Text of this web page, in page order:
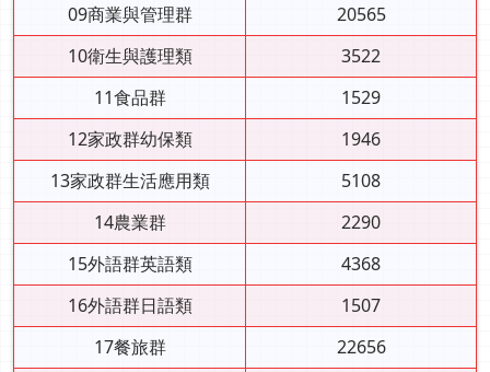
09商業與管理群
20565
10衛生與護理類
3522
11食品群
1529
12家政群幼保類
1946
13家政群生活應用類
5108
14農業群
2290
15外語群英語類
4368
16外語群日語類
1507
17餐旅群
22656